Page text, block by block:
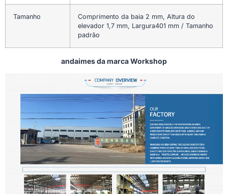
Tamanho
Comprimento da baia 2 mm, Altura do
elevador 1,7 mm, Largura401 mm / Tamanho
padrão
andaimes da marca Workshop